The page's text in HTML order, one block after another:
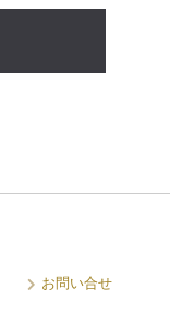
お問い合せ